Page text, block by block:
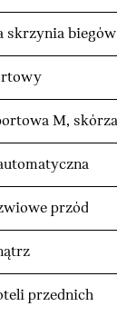
skrzynia biegów
M,
przód
przednich